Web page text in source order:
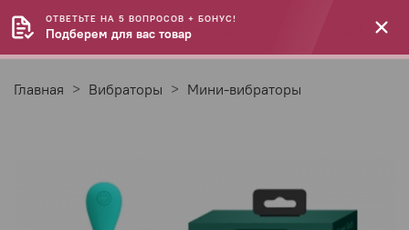
Главная Вибраторы Мини-вибраторы
ОТВЕТЬТЕ НА 5 ВОПРОСОВ + БОНУС!
Подберем для вас товар